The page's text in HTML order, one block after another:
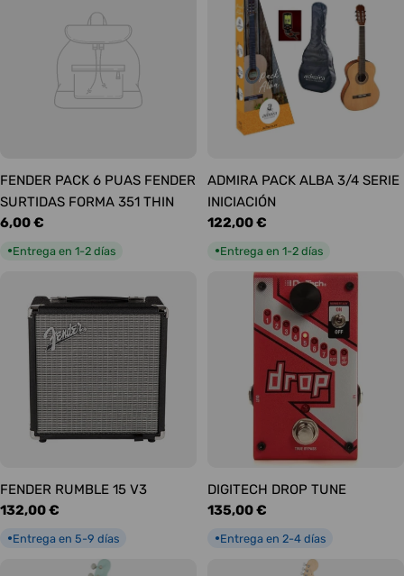
FENDER PACK 6 PUAS FENDER
SURTIDAS FORMA 351 THIN
Precio
6,00 €
●Entrega en 1-2 días
ADMIRA PACK ALBA 3/4 SERIE
INICIACIÓN
Precio
122,00 €
●Entrega en 1-2 días
FENDER RUMBLE 15 V3
Precio
132,00 €
●Entrega en 5-9 días
DIGITECH DROP TUNE
Precio
135,00 €
●Entrega en 2-4 días